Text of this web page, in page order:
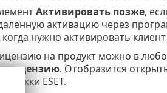
Активировать позже,
активацию через
когда нужно активировать
на продукт можно в
лицензию. Отобразится
ESET.